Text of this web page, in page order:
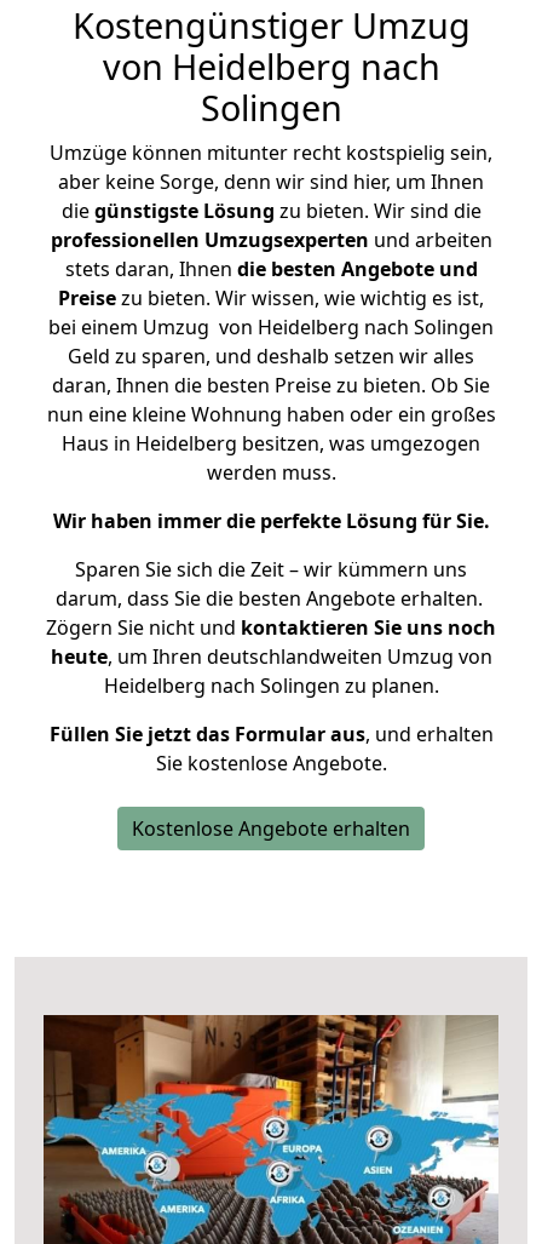
Kostengünstiger Umzug
von Heidelberg nach
Solingen
Umzüge können mitunter recht kostspielig sein,
aber keine Sorge, denn wir sind hier, um Ihnen
diegünstigste Lösung zu bieten. Wir sind die
professionellen Umzugsexperten und arbeiten
stets daran, Ihnen die besten Angebote und
Preisezu bieten. Wir wissen, wie wichtig es ist,
bei einem Umzug von Heidelberg nach Solingen
Geld zu sparen, und deshalb setzen wir alles
daran, Ihnen die besten Preise zu bieten. Ob Sie
nun eine kleine Wohnung haben oder ein großes
Haus in Heidelberg besitzen, was umgezogen
werden muss.
Wir haben immer die perfekte Lösung für Sie.
Sparen Sie sich die Zeit – wir kümmern uns
darum, dass Sie die besten Angebote erhalten.
Zögern Sie nicht und kontaktieren Sie uns noch
heute, um Ihren deutschlandweiten Umzug von
Heidelberg nach Solingen zu planen.
Füllen Sie jetzt das Formular aus, und erhalten
Sie kostenlose Angebote.
Kostenlose Angebote erhalten